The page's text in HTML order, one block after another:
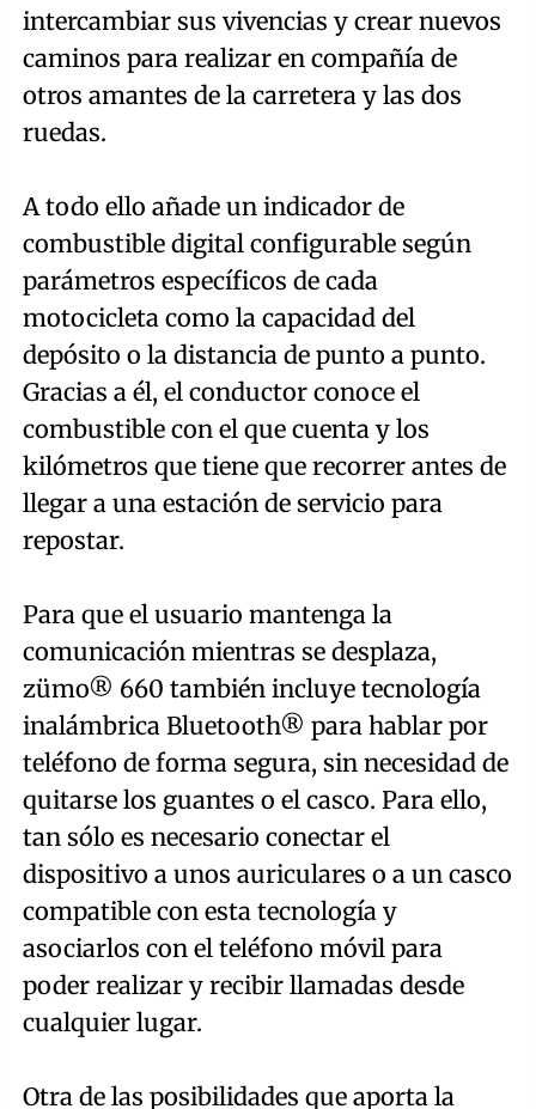
intercambiar sus vivencias y crear nuevos
caminos para realizar en compañía de
otros amantes de la carretera y las dos
ruedas.
A todo ello añade un indicador de
combustible digital configurable según
parámetros específicos de cada
motocicleta como la capacidad del
depósito o la distancia de punto a punto.
Gracias a él, el conductor conoce el
combustible con el que cuenta y los
kilómetros que tiene que recorrer antes de
llegar a una estación de servicio para
repostar.
Para que el usuario mantenga la
comunicación mientras se desplaza,
zümo® 660 también incluye tecnología
inalámbrica Bluetooth® para hablar por
teléfono de forma segura, sin necesidad de
quitarse los guantes o el casco. Para ello,
tan sólo es necesario conectar el
dispositivo a unos auriculares o a un casco
compatible con esta tecnología y
asociarlos con el teléfono móvil para
poder realizar y recibir llamadas desde
cualquier lugar.
Otra de las posibilidades que aporta la